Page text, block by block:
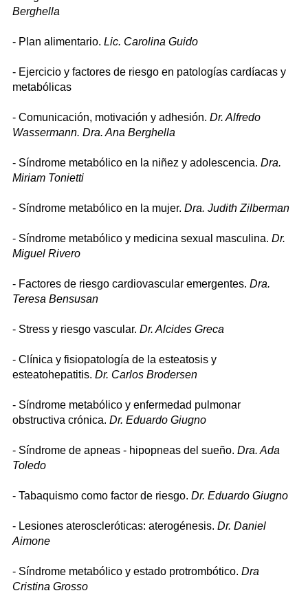
Berghella
- Plan alimentario. Lic. Carolina Guido
- Ejercicio y factores de riesgo en patologías cardíacas y
metabólicas
- Comunicación, motivación y adhesión. Dr. Alfredo
Wassermann. Dra. Ana Berghella
- Síndrome metabólico en la niñez y adolescencia. Dra.
Miriam Tonietti
- Síndrome metabólico en la mujer. Dra. Judith Zilberman
- Síndrome metabólico y medicina sexual masculina. Dr.
Miguel Rivero
- Factores de riesgo cardiovascular emergentes. Dra.
Teresa Bensusan
- Stress y riesgo vascular. Dr. Alcides Greca
- Clínica y fisiopatología de la esteatosis y
esteatohepatitis. Dr. Carlos Brodersen
- Síndrome metabólico y enfermedad pulmonar
obstructiva crónica. Dr. Eduardo Giugno
- Síndrome de apneas - hipopneas del sueño. Dra. Ada
Toledo
- Tabaquismo como factor de riesgo. Dr. Eduardo Giugno
- Lesiones ateroscleróticas: aterogénesis. Dr. Daniel
Aimone
- Síndrome metabólico y estado protrombótico. Dra
Cristina Grosso